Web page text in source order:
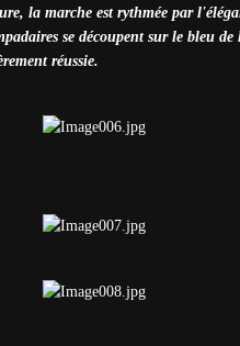
la marche est rythmée par
se découpent sur le bleu
réussie.